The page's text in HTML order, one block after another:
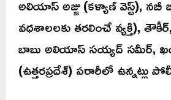
అలియాస్ అజ్జు (కళ్యాణ్ వెస్ట్), నబీ
వధశాలలకు తరలించే వ్యక్తి),
బాబు అలియాస్ సయ్యద్ సమీర్,
(ఉత్తరప్రదేశ్) పరారీలో ఉన్నట్లు